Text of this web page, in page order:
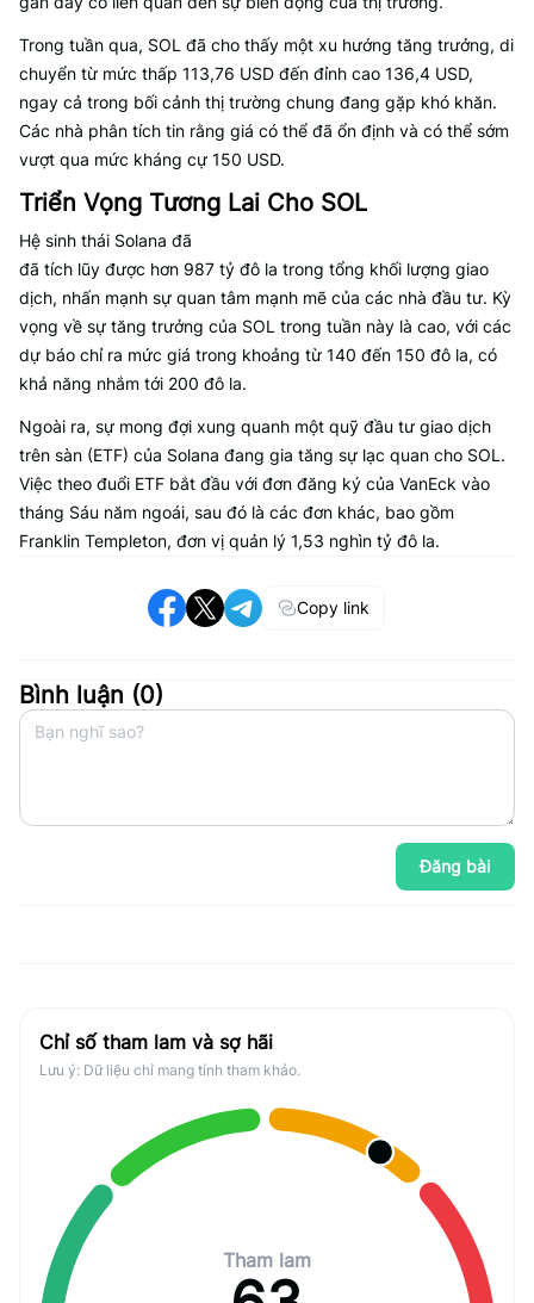
Trong tuần qua, SOL đã cho thấy một xu hướng tăng trưởng, di
chuyển từ mức thấp 113,76 USD đến đỉnh cao 136,4 USD,
ngay cả trong bối cảnh thị trường chung đang gặp khó khăn.
Các nhà phân tích tin rằng giá có thể đã ổn định và có thể sớm
vượt qua mức kháng cự 150 USD.
Triển Vọng Tương Lai Cho SOL
Hệ sinh thái Solana đã
đã tích lũy được hơn 987 tỷ đô la trong tổng khối lượng giao
dịch, nhấn mạnh sự quan tâm mạnh mẽ của các nhà đầu tư. Kỳ
vọng về sự tăng trưởng của SOL trong tuần này là cao, với các
dự báo chỉ ra mức giá trong khoảng từ 140 đến 150 đô la, có
khả năng nhắm tới 200 đô la.
Ngoài ra, sự mong đợi xung quanh một quỹ đầu tư giao dịch
trên sàn (ETF) của Solana đang gia tăng sự lạc quan cho SOL.
Việc theo đuổi ETF bắt đầu với đơn đăng ký của VanEck vào
tháng Sáu năm ngoái, sau đó là các đơn khác, bao gồm
Franklin Templeton, đơn vị quản lý 1,53 nghìn tỷ đô la.
Copy link
Bình luận (0)
Đăng bài
Chỉ số tham lam và sợ hãi
Lưu ý: Dữ liệu chỉ mang tính tham khảo.
Tham lam